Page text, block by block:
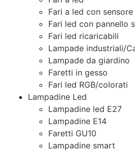
Fari a led con sensore
Fari led con pannello
Fari led ricaricabili
Lampade industriali/
Lampade da giardino
Faretti in gesso
Fari led RGB/colorati
Lampadine Led
Lampadine led E27
Lampadine E14
Faretti GU10
Lampadine smart